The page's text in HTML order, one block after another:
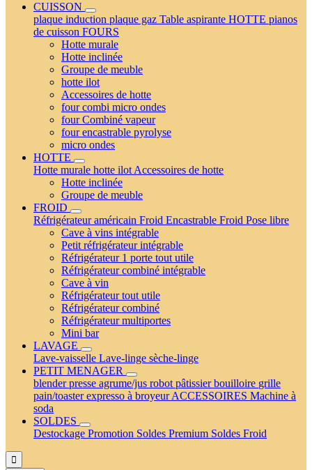
CUISSON
plaque induction plaque gaz Table aspirante HOTTE pianos
de cuisson FOURS
Hotte murale
Hotte inclinée
Groupe de meuble
hotte ilot
Accessoires de hotte
four combi micro ondes
four Combiné vapeur
four encastrable pyrolyse
micro ondes
HOTTE
Hotte murale hotte ilot Accessoires de hotte
Hotte inclinée
Groupe de meuble
FROID
Réfrigérateur américain Froid Encastrable Froid Pose libre
Cave à vins intégrable
Petit réfrigérateur intégrable
Réfrigérateur 1 porte tout utile
Réfrigérateur combiné intégrable
Cave à vin
Réfrigérateur tout utile
Réfrigérateur combiné
Réfrigérateur multiportes
Mini bar
LAVAGE
Lave-vaisselle Lave-linge sèche-linge
PETIT MENAGER
blenderpresse agrume/jus robot pâtissierbouilloire grille
pain/toasterexpresso à broyeurACCESSOIRES Machine à
soda
SOLDES
Destockage Promotion Soldes Premium Soldes Froid
